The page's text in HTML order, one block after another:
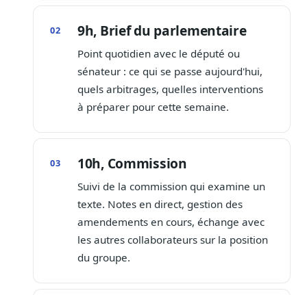
9h, Brief du parlementaire
Point quotidien avec le député ou
sénateur : ce qui se passe aujourd'hui,
quels arbitrages, quelles interventions
à préparer pour cette semaine.
10h, Commission
Suivi de la commission qui examine un
texte. Notes en direct, gestion des
amendements en cours, échange avec
les autres collaborateurs sur la position
du groupe.